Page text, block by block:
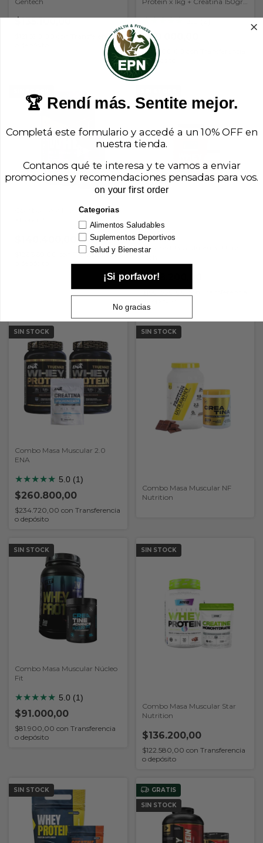
$135.100,00
Transferencia
★★★★★
$60.000,00
$54.000,00
o depósito
Combo Masa Muscular
Transferencia
Combo Masa Muscular Ultra
$178.200,00
$160.380,00con
SIN STOCK
Combo Masa Muscular 2.0
ENA
★★★★★ 5.0 (1)
$260.800,00
$234.720,00 con Transferencia
o depósito
SIN STOCK
Combo Masa Muscular NF
Nutrition
SIN STOCK
Combo Masa Muscular Núcleo
Fit
★★★★★ 5.0 (1)
$91.000,00
$81.900,00 con Transferencia
o depósito
SIN STOCK
Combo Masa Muscular Star
Nutrition
$136.200,00
$122.580,00 con Transferencia
o depósito
SIN STOCK
GRATIS
SIN STOCK
🏆 Rendí más. Sentite mejor.
Completá este formulario y accedé a un 10% OFF en
nuestra tienda.
Contanos qué te interesa y te vamos a enviar
promociones y recomendaciones pensadas para vos.
on your first order
Categorias
Alimentos Saludables
Suplementos Deportivos
Salud y Bienestar
¡Si porfavor!
No gracias